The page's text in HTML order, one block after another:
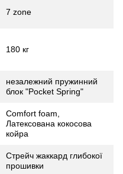
7 zone
180 кг
незалежний пружинний
блок "Pocket Spring"
Comfort foam,
Латексована кокосова
койра
Стрейч жаккард глибокої
прошивки